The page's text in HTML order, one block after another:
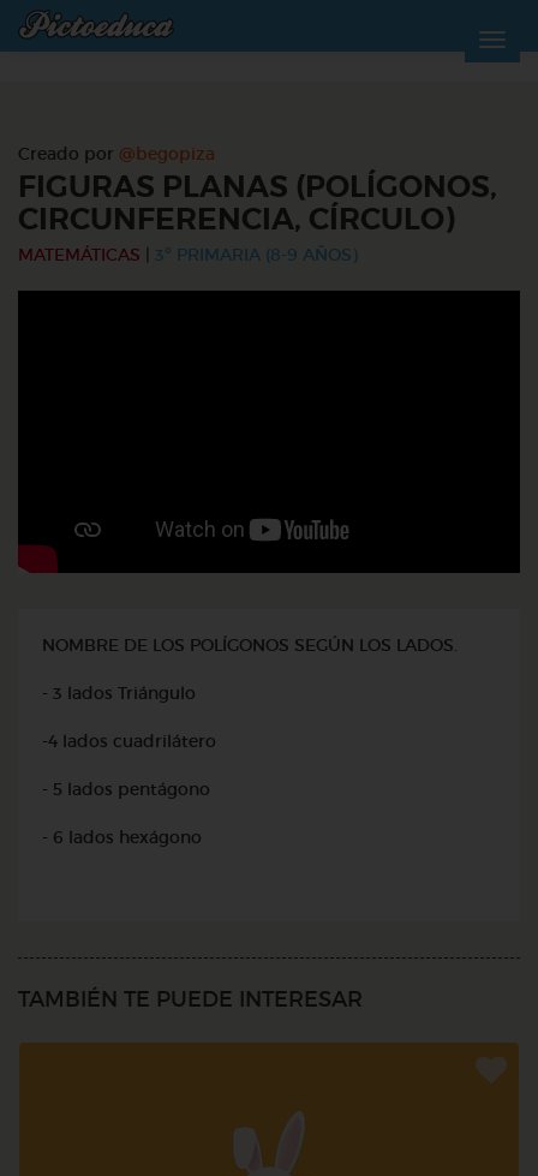
Creado por @begopiza
FIGURAS PLANAS (POLÍGONOS,
CIRCUNFERENCIA, CÍRCULO)
MATEMÁTICAS 3º PRIMARIA (8-9 AÑOS)
NOMBRE DE LOS POLÍGONOS SEGÚN LOS LADOS.
- 3 lados Triángulo
-4 lados cuadrilátero
- 5 lados pentágono
- 6 lados hexágono
TAMBIÉN TE PUEDE INTERESAR